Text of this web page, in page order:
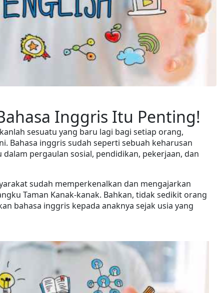
Inggris Itu Penting!
sesuatu yang baru lagi bagi setiap orang,
Bahasa inggris sudah seperti sebuah keharusan
pergaulan sosial, pendidikan, pekerjaan, dan
sudah memperkenalkan dan mengajarkan
Taman Kanak-kanak. Bahkan, tidak sedikit orang
bahasa inggris kepada anaknya sejak usia yang